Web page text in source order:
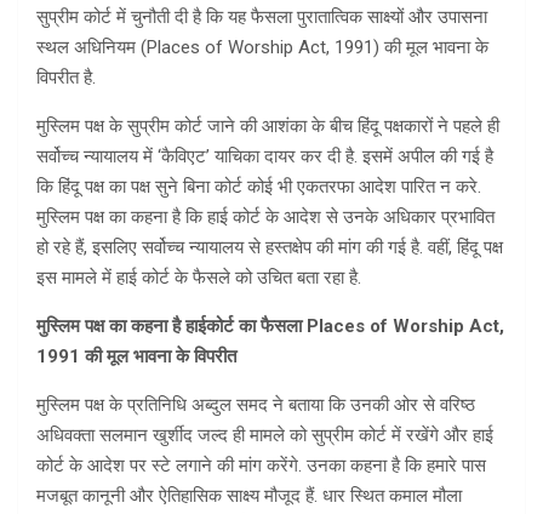
सुप्रीम कोर्ट में चुनौती दी है कि यह फैसला पुरातात्विक साक्ष्यों और उपासना
स्थल अधिनियम (Places of Worship Act, 1991) की मूल भावना के
विपरीत है.
मुस्लिम पक्ष के सुप्रीम कोर्ट जाने की आशंका के बीच हिंदू पक्षकारों ने पहले ही
सर्वोच्च न्यायालय में ‘कैविएट’ याचिका दायर कर दी है. इसमें अपील की गई है
कि हिंदू पक्ष का पक्ष सुने बिना कोर्ट कोई भी एकतरफा आदेश पारित न करे.
मुस्लिम पक्ष का कहना है कि हाई कोर्ट के आदेश से उनके अधिकार प्रभावित
हो रहे हैं, इसलिए सर्वोच्च न्यायालय से हस्तक्षेप की मांग की गई है. वहीं, हिंदू पक्ष
इस मामले में हाई कोर्ट के फैसले को उचित बता रहा है.
मुस्लिम पक्ष का कहना है हाईकोर्ट का फैसला Places of Worship Act,
1991 की मूल भावना के विपरीत
मुस्लिम पक्ष के प्रतिनिधि अब्दुल समद ने बताया कि उनकी ओर से वरिष्ठ
अधिवक्ता सलमान खुर्शीद जल्द ही मामले को सुप्रीम कोर्ट में रखेंगे और हाई
कोर्ट के आदेश पर स्टे लगाने की मांग करेंगे. उनका कहना है कि हमारे पास
मजबूत कानूनी और ऐतिहासिक साक्ष्य मौजूद हैं. धार स्थित कमाल मौला